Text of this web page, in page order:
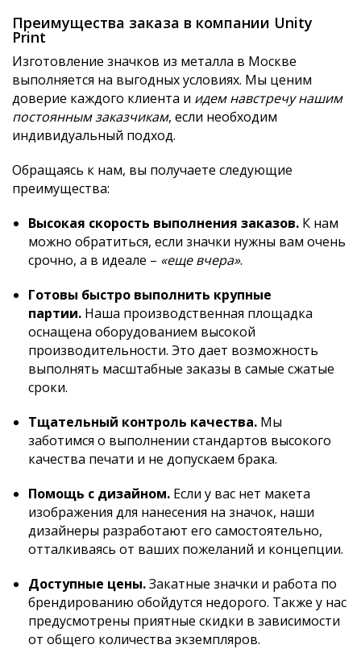
Преимущества заказа в компании Unity
Print
Изготовление значков из металла в Москве
выполняется на выгодных условиях. Мы ценим
доверие каждого клиента и идем навстречу нашим
постоянным заказчикам, если необходим
индивидуальный подход.
Обращаясь к нам, вы получаете следующие
преимущества:
Высокая скорость выполнения заказов. К нам
можно обратиться, если значки нужны вам очень
срочно, а в идеале – «еще вчера».
Готовы быстро выполнить крупные
партии. Наша производственная площадка
оснащена оборудованием высокой
производительности. Это дает возможность
выполнять масштабные заказы в самые сжатые
сроки.
Тщательный контроль качества. Мы
заботимся о выполнении стандартов высокого
качества печати и не допускаем брака.
Помощь с дизайном. Если у вас нет макета
изображения для нанесения на значок, наши
дизайнеры разработают его самостоятельно,
отталкиваясь от ваших пожеланий и концепции.
Доступные цены.Закатные значки и работа по
брендированию обойдутся недорого. Также у нас
предусмотрены приятные скидки в зависимости
от общего количества экземпляров.